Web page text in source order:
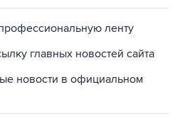
ленту
главных новостей сайта
новости в официальном